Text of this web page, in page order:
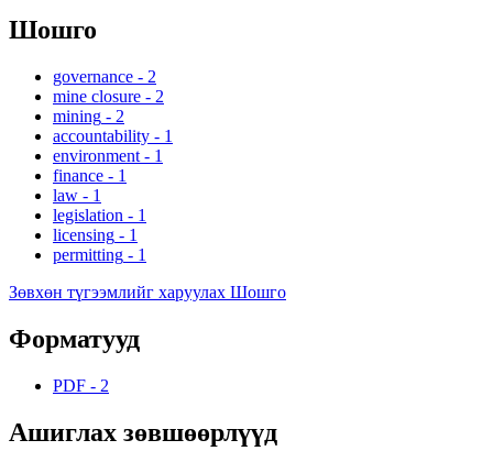
Шошго
governance - 2
mine closure - 2
mining - 2
accountability - 1
environment - 1
finance - 1
law - 1
legislation - 1
licensing - 1
permitting - 1
Зөвхөн түгээмлийг харуулах Шошго
Форматууд
PDF - 2
Ашиглах зөвшөөрлүүд